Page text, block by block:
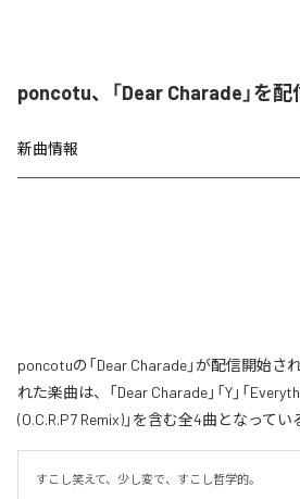
poncotu、「Dear Charade」を
新曲情報
poncotuの「Dear Charade」が配信開始
れた楽曲は、「Dear Charade」「Y」「
(O.C.R.P7 Remix)」を含む全4曲となってい
すこし笑えて、少し変で、すこし哲学的。